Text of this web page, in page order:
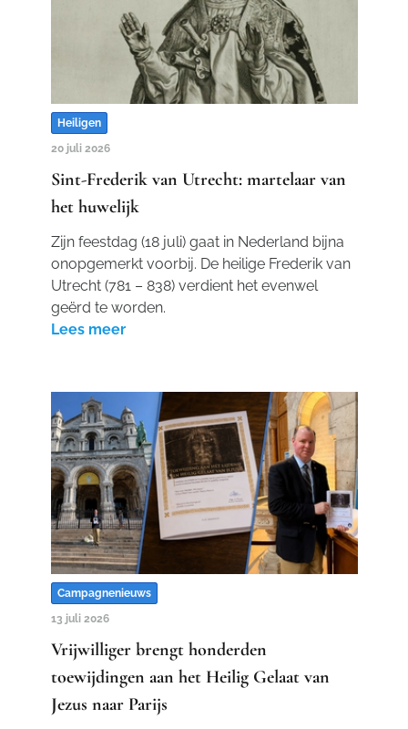
Heiligen
20 juli 2026
Sint-Frederik van Utrecht: martelaar van
het huwelijk
Zijn feestdag (18 juli) gaat in Nederland bijna
onopgemerkt voorbij. De heilige Frederik van
Utrecht (781 – 838) verdient het evenwel
geërd te worden.
Lees meer
Campagnenieuws
13 juli 2026
Vrijwilliger brengt honderden
toewijdingen aan het Heilig Gelaat van
Jezus naar Parijs